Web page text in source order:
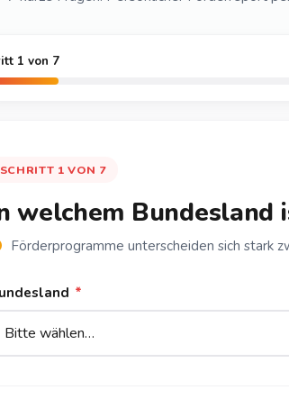
1 von 7
SCHRITT 1 VON 7
welchem Bundesland
Förderprogramme unterscheiden sich stark
*